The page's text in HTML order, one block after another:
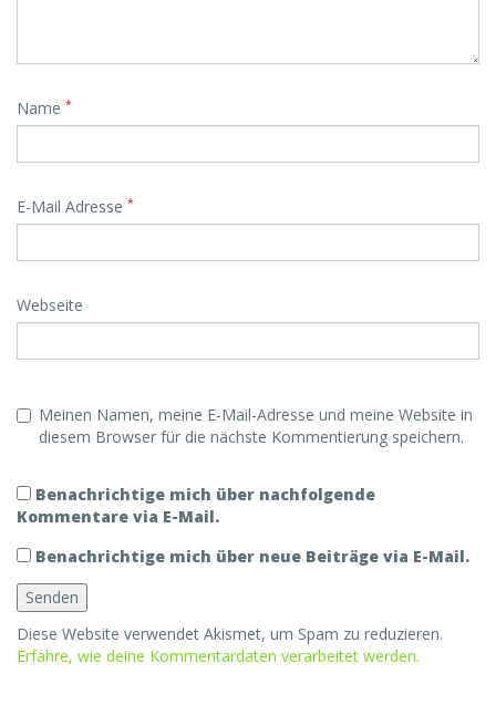
Name *
E-Mail Adresse *
Webseite
Meinen Namen, meine E-Mail-Adresse und meine Website in
diesem Browser für die nächste Kommentierung speichern.
Benachrichtige mich über nachfolgende
Kommentare via E-Mail.
Benachrichtige mich über neue Beiträge via E-Mail.
Diese Website verwendet Akismet, um Spam zu reduzieren.
Erfahre, wie deine Kommentardaten verarbeitet werden.